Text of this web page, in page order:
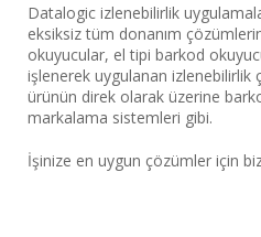
Datalogic izlenebilirlik
eksiksiz tüm donanım
okuyucular, el tipi barkod
işlenerek uygulanan
ürünün direk olarak üzerine
markalama sistemleri gibi.
İşinize en uygun çözümler için